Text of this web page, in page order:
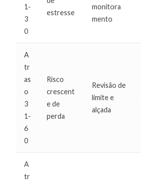
1-
3
0
estresse
monitora
mento
A
tr
as
o
3
1-
6
0
Risco
crescent
e de
perda
Revisão de
limite e
alçada
A
tr